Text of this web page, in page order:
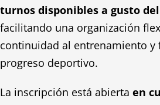
turnos disponibles a gusto
facilitando una organización
continuidad al entrenamiento y
progreso deportivo.
La inscripción está abierta en